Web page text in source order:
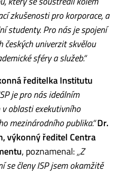
zkušenosti pro korporace, a
studenty. Pro nás je spojení
českých univerzit skvělou
sféry a služeb.“
ředitelka Institutu
je pro nás ideálním
oblasti exekutivního
mezinárodního publika.“Dr.
výkonný ředitel Centra
, poznamenal:„Z
se členy ISP jsem okamžitě